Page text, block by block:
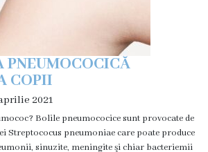
PNEUMOCOCICĂ
COPII
2021
Bolile pneumococice sunt provocate de
Streptococus pneumoniae care poate produce
sinuzite, meningite şi chiar bacteriemii